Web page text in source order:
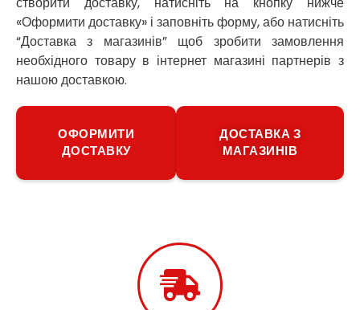
«Оформити доставку» і заповніть форму, або натисніть
“Доставка з магазинів” щоб зробити замовлення
необхідного товару в інтернет магазині партнерів з
нашою доставкою.
ОФОРМИТИ
ДОСТАВКУ
ДОСТАВКА З
МАГАЗИНІВ
Полтава
Прилуки
Путивль
П’ятихатки
Роздільна
Решетилівка
Ромни
Рудне